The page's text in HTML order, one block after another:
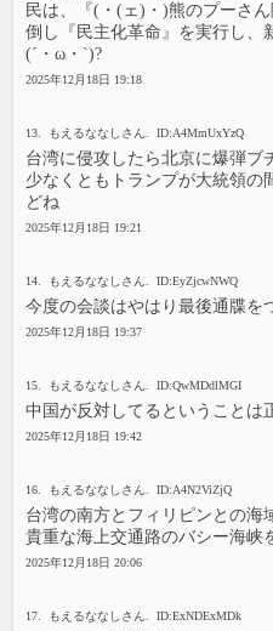
民は、『(・(ェ)・)熊のプーさ
倒し『民主化革命』を実行し、
(´・ω・`)?
2025年12月18日 19:18
13. もえるななしさん. ID:A4MmUxYzQ
台湾に侵攻したら北京に爆弾ブ
少なくともトランプが大統領の
どね
2025年12月18日 19:21
14. もえるななしさん. ID:EyZjcwNWQ
今度の会談はやはり最後通牒を
2025年12月18日 19:37
15. もえるななしさん. ID:QwMDdlMGI
中国が反対してるということは
2025年12月18日 19:42
16. もえるななしさん. ID:A4N2ViZjQ
台湾の南方とフィリピンとの海
貴重な海上交通路のバシー海峡
2025年12月18日 20:06
17. もえるななしさん. ID:ExNDExMDk